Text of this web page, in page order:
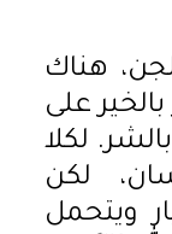
هناك
على
لكلا
لكن
ويتحمل